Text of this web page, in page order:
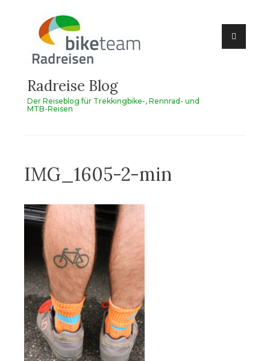
springen
Radreise Blog
Der Reiseblog für Trekkingbike-, Rennrad- und
MTB-Reisen
IMG_1605-2-min